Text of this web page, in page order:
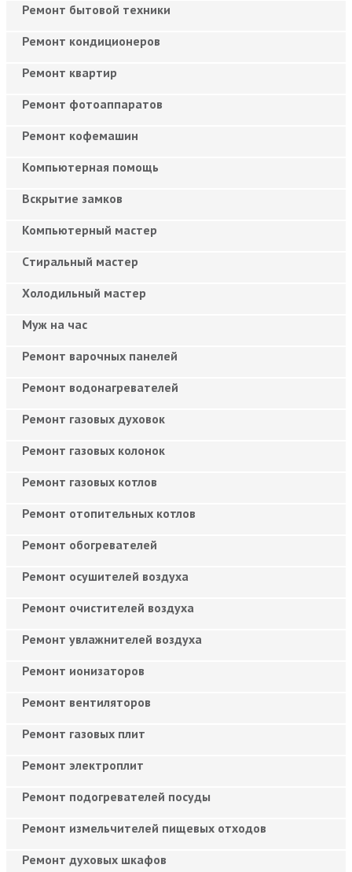
Ремонт бытовой техники
Ремонт кондиционеров
Ремонт квартир
Ремонт фотоаппаратов
Ремонт кофемашин
Компьютерная помощь
Вскрытие замков
Компьютерный мастер
Cтиральный мастер
Холодильный мастер
Муж на час
Ремонт варочных панелей
Ремонт водонагревателей
Ремонт газовых духовок
Ремонт газовых колонок
Ремонт газовых котлов
Ремонт отопительных котлов
Ремонт обогревателей
Ремонт осушителей воздуха
Ремонт очистителей воздуха
Ремонт увлажнителей воздуха
Ремонт ионизаторов
Ремонт вентиляторов
Ремонт газовых плит
Ремонт электроплит
Ремонт подогревателей посуды
Ремонт измельчителей пищевых отходов
Ремонт духовых шкафов